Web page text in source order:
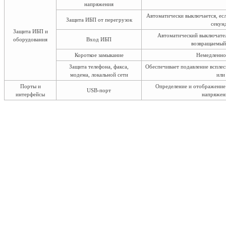
Защита ИБП и
оборудования
напряжения
Защита ИБП от перегрузок
Автоматически выключается,
Вход ИБП
Автоматический
Короткое замыкание
Защита телефона, факса,
модема, локальной сети
Обеспечивает подавление
или
Порты и
интерфейсы
USB-порт
Определение и